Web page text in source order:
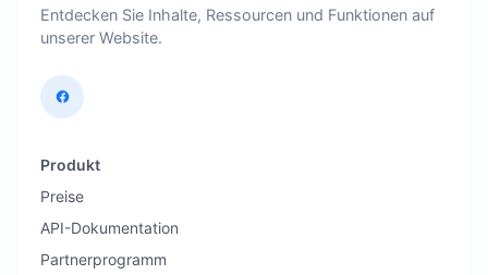
Entdecken Sie Inhalte, Ressourcen und Funktionen auf
unserer Website.
Produkt
Preise
API-Dokumentation
Partnerprogramm